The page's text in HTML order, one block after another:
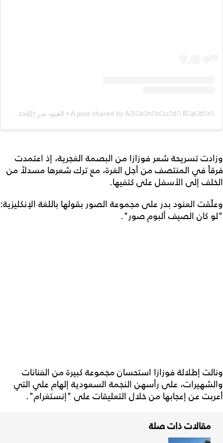
وزادت تسريحة شعر فوزازا من البصمة الغجرية، إذ اعتمدت
فرقاً في المنتصف من أجل الغرة، مع ترك شعرها مسدلاً من
الخلف إلى الأسفل على كتفيها.
وعلّقت العنود بدر على مجموعة الصور بقولها باللغة الإنكليزية:
"لو كان الصيف ألبوم صور".
ونالت إطلالة فوزازا استحسان مجموعة كبيرة من الفنانات
والشهيرات، على رأسهن النجمة السعودية إلهام علي التي
أعربت عن إعجابها من خلال التعليقات على "إنستغرام".
مقالات ذات صلة